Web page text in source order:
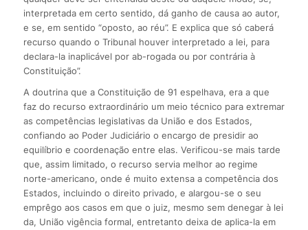
interpretada em certo sentido, dá ganho de causa ao autor,
e se, em sentido “oposto, ao réu”. E explica que só caberá
recurso quando o Tribunal houver interpretado a lei, para
declara-la inaplicável por ab-rogada ou por contrária à
Constituição”.
A doutrina que a Constituição de 91 espelhava, era a que
faz do recurso extraordinário um meio técnico para extremar
as competências legislativas da União e dos Estados,
confiando ao Poder Judiciário o encargo de presidir ao
equilíbrio e coordenação entre elas. Verificou-se mais tarde
que, assim limitado, o recurso servia melhor ao regime
norte-americano, onde é muito extensa a competência dos
Estados, incluindo o direito privado, e alargou-se o seu
emprêgo aos casos em que o juiz, mesmo sem denegar à lei
da, União vigência formal, entretanto deixa de aplica-la em